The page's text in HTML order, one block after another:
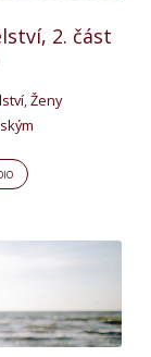
2. část
,Ženy